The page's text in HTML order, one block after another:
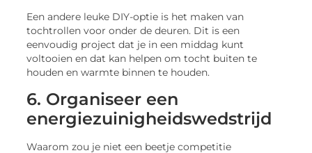
Een andere leuke DIY-optie is het maken van
tochtrollen voor onder de deuren. Dit is een
eenvoudig project dat je in een middag kunt
voltooien en dat kan helpen om tocht buiten te
houden en warmte binnen te houden.
6. Organiseer een
energiezuinigheidswedstrijd
Waarom zou je niet een beetje competitie